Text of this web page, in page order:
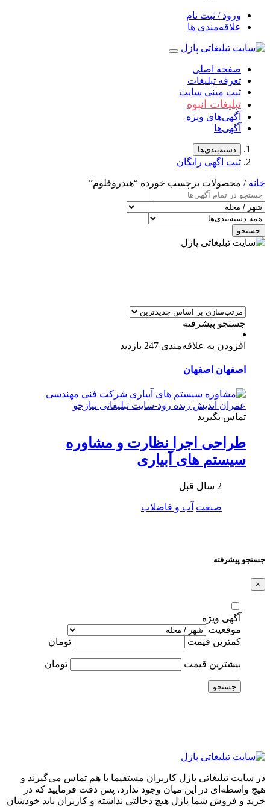
ورود / ثبت نام
علاقه‌مندی ها
صفحه اصلی
تعرفه تبلیغات
ثبت مینی سایت
تبلیغات انبوه
آگهی‌های ویژه
آگهی‌ها
دسته‌بندی‌ها
ثبت اگهی رایگان
خانه / محصولات برچسب خورده “هيدروفلوم”
جستجو
جستجو پیشرفته
افزودن به علاقه‌مندی 247 بازدید
اصفهان اصفهان
تماس بگیرید
طراحی اجرا نظارت و مشاوره
سيستم های آبیاری
2 سال قبل
صنعت آب و فاضلاب
جستجو پیشرفته
×
آگهی ویژه
موقعیت
کمترین قیمت
تومان
بیشترین قیمت تومان
جستجو
در سایت تبلیغاتی پازل کاربران مستقیما با هم تماس می‌گیرند و
هیچ واسطه‌ای در این میان وجود ندارد، پس دقت فرمایید که در
خرید و فروشِ شما پازل هیچ دخالتی نداشته و کاربران باید خودشان